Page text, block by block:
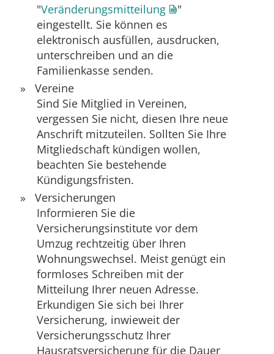
"Veränderungsmitteilung
"
eingestellt. Sie können es
elektronisch ausfüllen, ausdrucken,
unterschreiben und an die
Familienkasse senden.
Vereine
Sind Sie Mitglied in Vereinen,
vergessen Sie nicht, diesen Ihre neue
Anschrift mitzuteilen. Sollten Sie Ihre
Mitgliedschaft kündigen wollen,
beachten Sie bestehende
Kündigungsfristen.
Versicherungen
Informieren Sie die
Versicherungsinstitute vor dem
Umzug rechtzeitig über Ihren
Wohnungswechsel. Meist genügt ein
formloses Schreiben mit der
Mitteilung Ihrer neuen Adresse.
Erkundigen Sie sich bei Ihrer
Versicherung, inwieweit der
Versicherungsschutz Ihrer
Hausratsversicherung für die Dauer